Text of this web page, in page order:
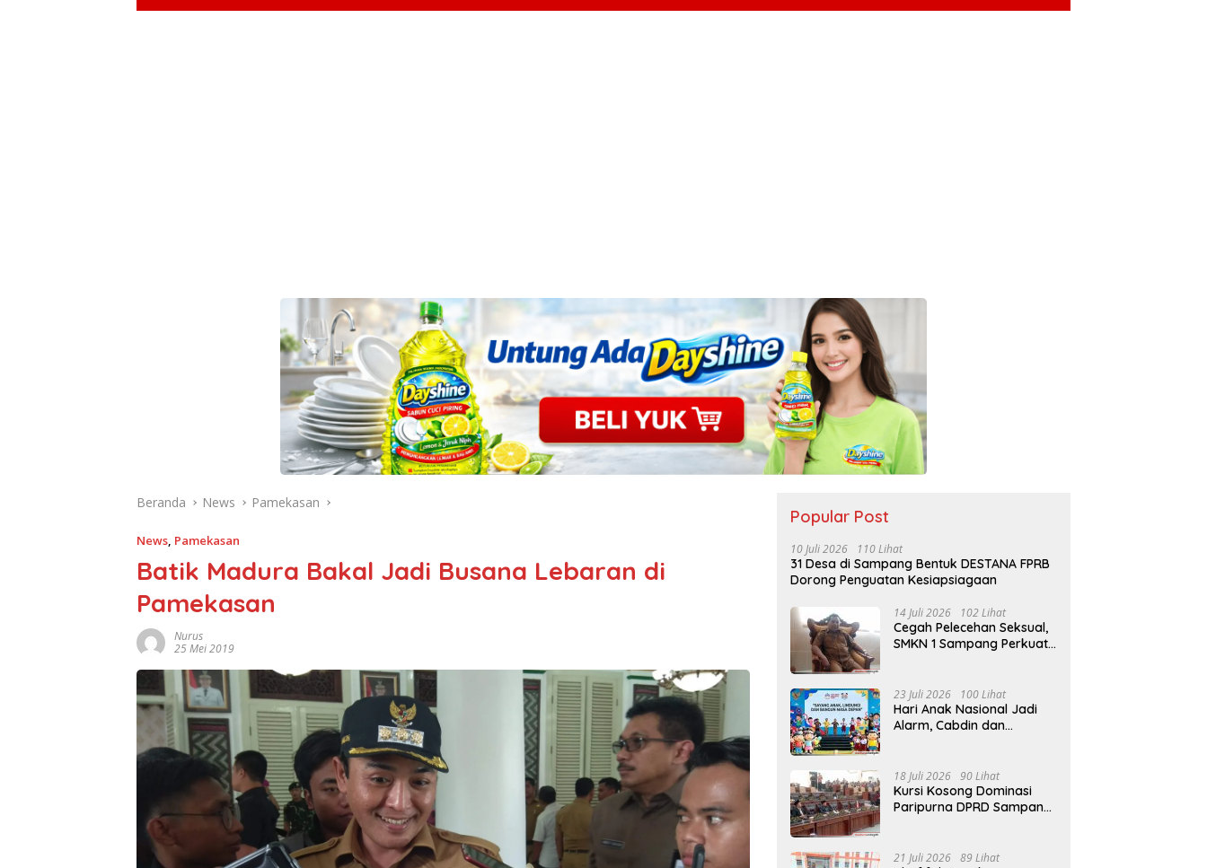
Beranda News Pamekasan
News, Pamekasan
Batik Madura Bakal Jadi Busana Lebaran di
Pamekasan
Nurus
25 Mei 2019
Popular Post
10 Juli 2026 110 Lihat
31 Desa di Sampang Bentuk DESTANA FPRB
Dorong Penguatan Kesiapsiagaan
14 Juli 2026 102 Lihat
Cegah Pelecehan Seksual,
SMKN 1 Sampang Perkuat
23 Juli 2026 100 Lihat
Hari Anak Nasional Jadi
Alarm, Cabdin dan
Kekerasan Seksual Anak
18 Juli 2026 90 Lihat
Kursi Kosong Dominasi
Paripurna DPRD Sampang,
21 Juli 2026 89 Lihat